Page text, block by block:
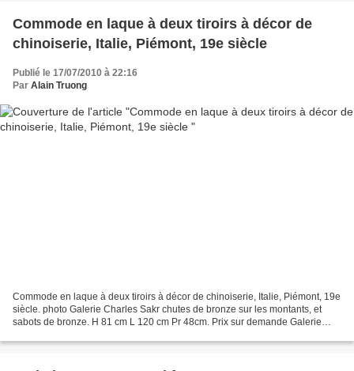
Commode en laque à deux tiroirs à décor de
chinoiserie, Italie, Piémont, 19e siècle
Publié le 17/07/2010 à 22:16
Par Alain Truong
Commode en laque à deux tiroirs à décor de chinoiserie, Italie, Piémont, 19e
siècle. photo Galerie Charles Sakr chutes de bronze sur les montants, et
sabots de bronze. H 81 cm L 120 cm Pr 48cm. Prix sur demande Galerie